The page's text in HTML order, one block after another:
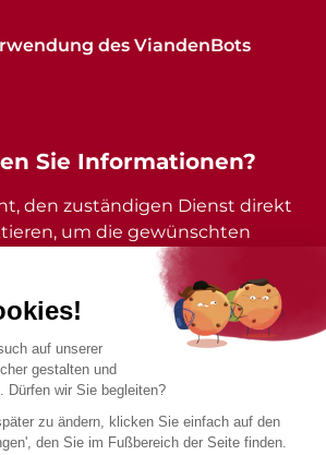
des ViandenBots
Sie Informationen?
den zuständigen Dienst direkt
um die gewünschten
zu erhalten.
Vianden - Alle Rechte vorbehalten
Impressum
Datenschutzrichtlinie